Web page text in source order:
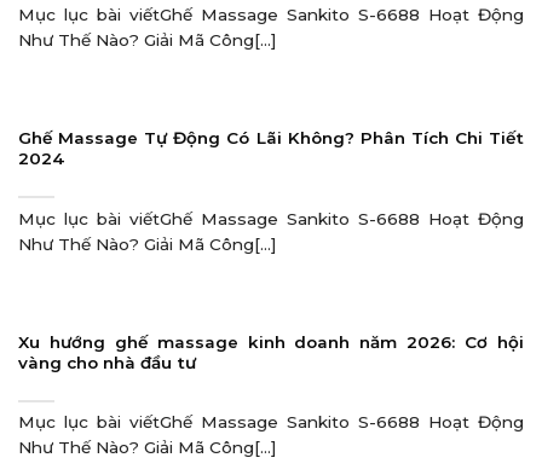
Mục lục bài viếtGhế Massage Sankito S-6688 Hoạt Động
Như Thế Nào? Giải Mã Công[...]
Ghế Massage Tự Động Có Lãi Không? Phân Tích Chi Tiết
2024
Mục lục bài viếtGhế Massage Sankito S-6688 Hoạt Động
Như Thế Nào? Giải Mã Công[...]
Xu hướng ghế massage kinh doanh năm 2026: Cơ hội
vàng cho nhà đầu tư
Mục lục bài viếtGhế Massage Sankito S-6688 Hoạt Động
Như Thế Nào? Giải Mã Công[...]